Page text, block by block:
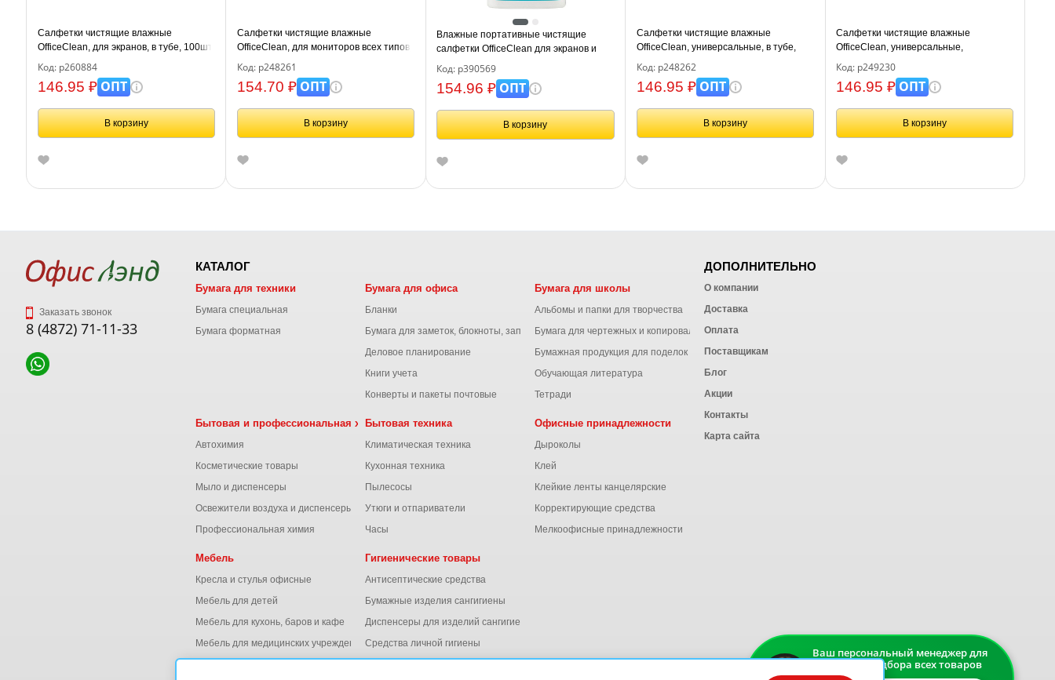
Салфетки чистящие влажные
OfficeClean, для экранов, в тубе, 100шт.
Код: р260884
146.95 ₽ОПТ
В корзину
Салфетки чистящие влажные
OfficeClean, для мониторов всех типов,
в тубе, 100шт.
Код: р248261
154.70 ₽ОПТ
В корзину
Влажные портативные чистящие
салфетки OfficeClean для экранов и
мониторов, 100шт. (малая плоская
туба), бабл-гам
Код: р390569
154.96 ₽ОПТ
В корзину
Салфетки чистящие влажные
OfficeClean, универсальные, в тубе,
100шт.
Код: р248262
146.95 ₽ОПТ
В корзину
Салфетки чистящие влажные
OfficeClean, универсальные,
антибактериальные, в тубе, 100шт.
Код: р249230
146.95 ₽ОПТ
В корзину
Заказать звонок
8 (4872) 71-11-33
КАТАЛОГ
Бумага для техники
Бумага специальная
Бумага форматная
Бумага для офиса
Бланки
Бумага для заметок, блокноты, записные книжки
Деловое планирование
Книги учета
Конверты и пакеты почтовые
Бумага для школы
Альбомы и папки для творчества
Бумага для чертежных и копировальных работ
Бумажная продукция для поделок
Обучающая литература
Тетради
Бытовая и профессиональная химия
Автохимия
Косметические товары
Мыло и диспенсеры
Освежители воздуха и диспенсеры
Профессиональная химия
Бытовая техника
Климатическая техника
Кухонная техника
Пылесосы
Утюги и отпариватели
Часы
Офисные принадлежности
Дыроколы
Клей
Клейкие ленты канцелярские
Корректирующие средства
Мелкоофисные принадлежности
Мебель
Кресла и стулья офисные
Мебель для детей
Мебель для кухонь, баров и кафе
Мебель для медицинских учреждений
Гигиенические товары
Антисептические средства
Бумажные изделия сангигиены
Диспенсеры для изделий сангигиены
Средства личной гигиены
ДОПОЛНИТЕЛЬНО
О компании
Доставка
Оплата
Поставщикам
Блог
Акции
Контакты
Карта сайта
Ваш персональный менеджер для
быстрого подбора всех товаров